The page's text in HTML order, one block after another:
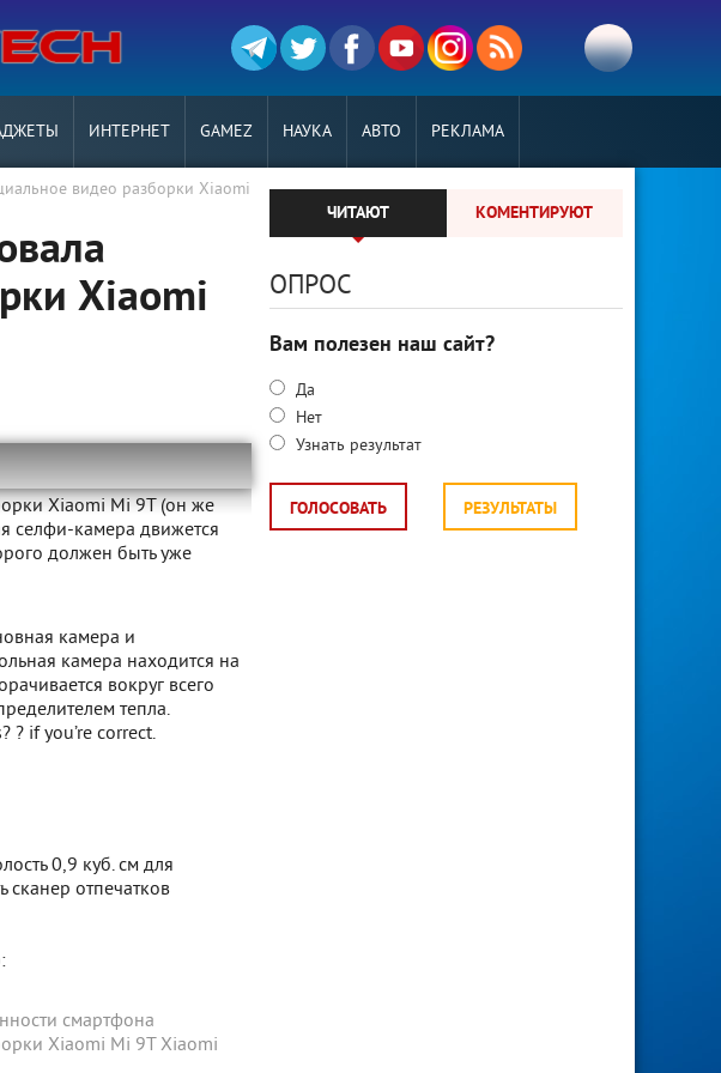
ИНТЕРНЕТ GAMEZ НАУКА АВТО РЕКЛАМА
видео разборки Xiaomi
Xiaomi
Xiaomi Mi 9T (он же
селфи-камера движется
должен быть уже
камера и
камера находится на
вокруг всего
тепла.
? if you’re correct.
0,9 куб. см для
сканер отпечатков
смартфона
Xiaomi Mi 9T Xiaomi
ЧИТАЮТ КОМЕНТИРУЮТ
ОПРОС
Вам полезен наш сайт?
Да
Нет
Узнать результат
ГОЛОСОВАТЬ РЕЗУЛЬТАТЫ